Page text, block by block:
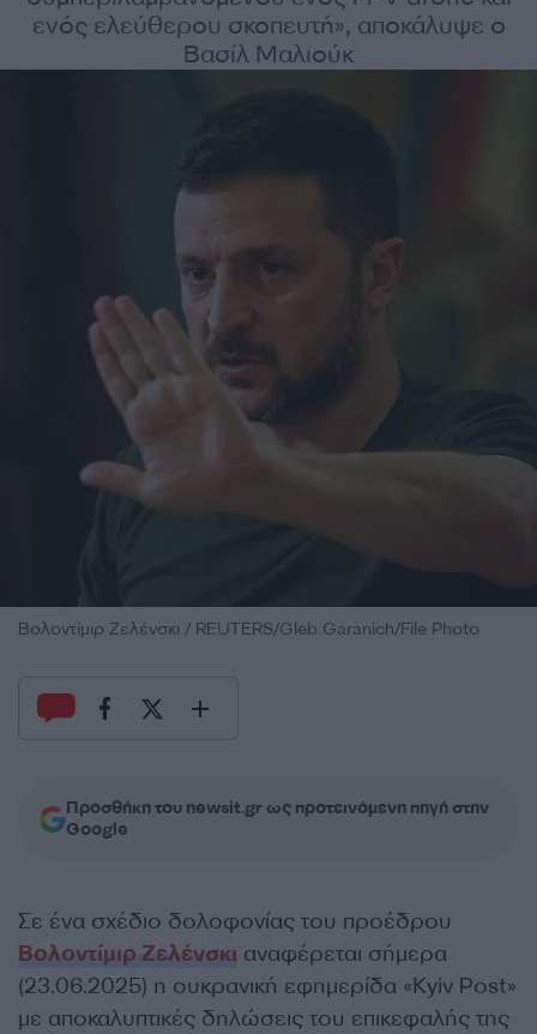
ενός ελεύθερου σκοπευτή», αποκάλυψε ο
Βασίλ Μαλιούκ
Βολοντίμιρ Ζελένσκι / REUTERS/Gleb Garanich/File Photo
Προσθήκη του newsit.gr ως προτεινόμενη πηγή στην
Google
Σε ένα σχέδιο δολοφονίας του προέδρου
Βολοντίμιρ Ζελένσκι αναφέρεται σήμερα
(23.06.2025) η ουκρανική εφημερίδα «Kyiv Post»
με αποκαλυπτικές δηλώσεις του επικεφαλής της